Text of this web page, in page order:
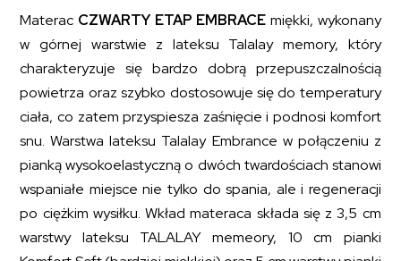
Materac CZWARTY ETAP EMBRACE miękki, wykonany
w górnej warstwie z lateksu Talalay memory, który
charakteryzuje się bardzo dobrą przepuszczalnością
powietrza oraz szybko dostosowuje się do temperatury
ciała, co zatem przyspiesza zaśnięcie i podnosi komfort
snu. Warstwa lateksu Talalay Embrance w połączeniu z
pianką wysokoelastyczną o dwóch twardościach stanowi
wspaniałe miejsce nie tylko do spania, ale i regeneracji
po ciężkim wysiłku. Wkład materaca składa się z 3,5 cm
warstwy lateksu TALALAY memeory, 10 cm pianki